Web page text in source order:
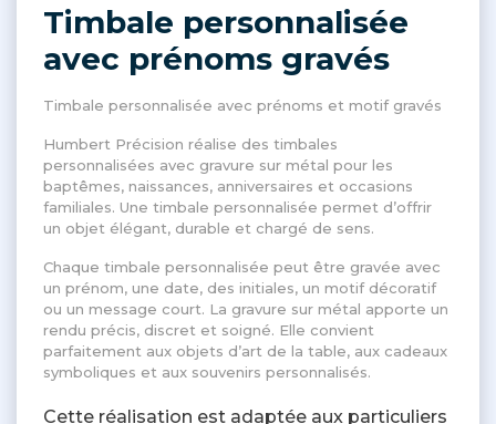
Timbale personnalisée
avec prénoms gravés
Timbale personnalisée avec prénoms et motif gravés
Humbert Précision réalise des timbales
personnalisées avec gravure sur métal pour les
baptêmes, naissances, anniversaires et occasions
familiales. Une timbale personnalisée permet d’offrir
un objet élégant, durable et chargé de sens.
Chaque timbale personnalisée peut être gravée avec
un prénom, une date, des initiales, un motif décoratif
ou un message court. La gravure sur métal apporte un
rendu précis, discret et soigné. Elle convient
parfaitement aux objets d’art de la table, aux cadeaux
symboliques et aux souvenirs personnalisés.
Cette réalisation est adaptée aux particuliers